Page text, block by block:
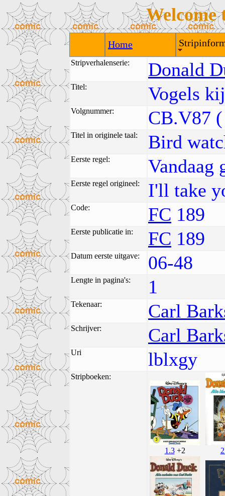
Welcome
Home
Stripverhalenserie: Donald
Titel: Vogels
Volgnummer: CB.V87
Titel in originele taal: Bird
Eerste regel: Vandaag
Eerste regel origineel: I'll take
Code: FC 189
Eerste publicatie in: FC 189
Datum eerste uitgave: 06-48
Lengte in pagina's: 1
Tekenaar: Carl
Schrijver: Carl
Uri lblxgy
Stripboeken:
1.3+2